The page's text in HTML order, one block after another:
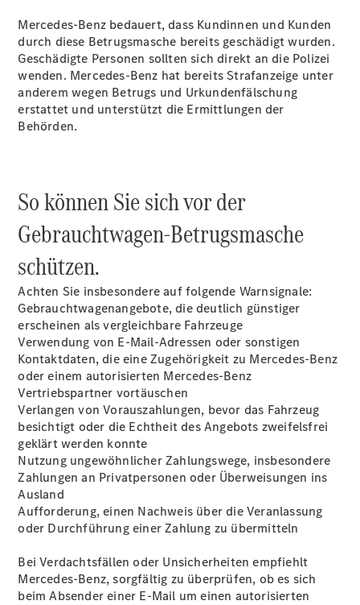
140 Jahre
Innovation
Mercedes-
Benz
Store
Neuwagenangebote
Best Deal
Leasing
Gewerbekunden
Finanzierung
Privatkunden
Finanzierung
Gewerbekunden
Kurzfristig
verfügbare
Angebote
V-Klasse
V-Klasse
Marco Polo
Limousinen
Der
Mercedes‑Benz bedauert, dass Kundinnen und Kunden
durch diese Betrugsmasche bereits geschädigt wurden.
Geschädigte Personen sollten sich direkt an die Polizei
wenden. Mercedes‑Benz hat bereits Strafanzeige unter
anderem wegen Betrugs und Urkundenfälschung
erstattet und unterstützt die Ermittlungen der
Behörden.
So können Sie sich vor der
Gebrauchtwagen-Betrugsmasche
schützen.
Achten Sie insbesondere auf folgende Warnsignale:
Gebrauchtwagenangebote, die deutlich günstiger
erscheinen als vergleichbare Fahrzeuge
Verwendung von E-Mail-Adressen oder sonstigen
Kontaktdaten, die eine Zugehörigkeit zu Mercedes-Benz
oder einem autorisierten Mercedes-Benz
Vertriebspartner vortäuschen
Verlangen von Vorauszahlungen, bevor das Fahrzeug
besichtigt oder die Echtheit des Angebots zweifelsfrei
geklärt werden konnte
Nutzung ungewöhnlicher Zahlungswege, insbesondere
Zahlungen an Privatpersonen oder Überweisungen ins
Ausland
Aufforderung, einen Nachweis über die Veranlassung
oder Durchführung einer Zahlung zu übermitteln
Bei Verdachtsfällen oder Unsicherheiten empfiehlt
Mercedes-Benz, sorgfältig zu überprüfen, ob es sich
beim Absender einer E-Mail um einen autorisierten